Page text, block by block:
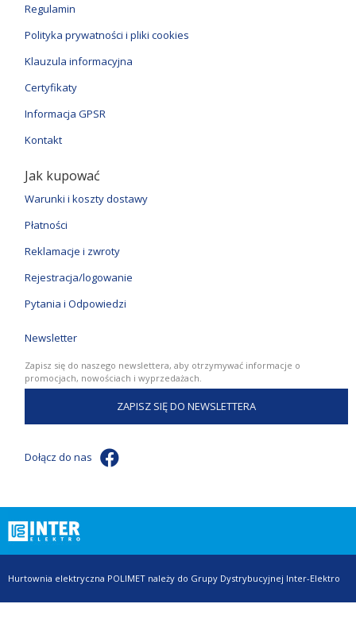
Regulamin
Polityka prywatności i pliki cookies
Klauzula informacyjna
Certyfikaty
Informacja GPSR
Kontakt
Jak kupować
Warunki i koszty dostawy
Płatności
Reklamacje i zwroty
Rejestracja/logowanie
Pytania i Odpowiedzi
Newsletter
Zapisz się do naszego newslettera, aby otrzymywać informacje o
promocjach, nowościach i wyprzedażach.
ZAPISZ SIĘ DO NEWSLETTERA
Dołącz do nas
Hurtownia elektryczna POLIMET należy do Grupy Dystrybucyjnej Inter-Elektro